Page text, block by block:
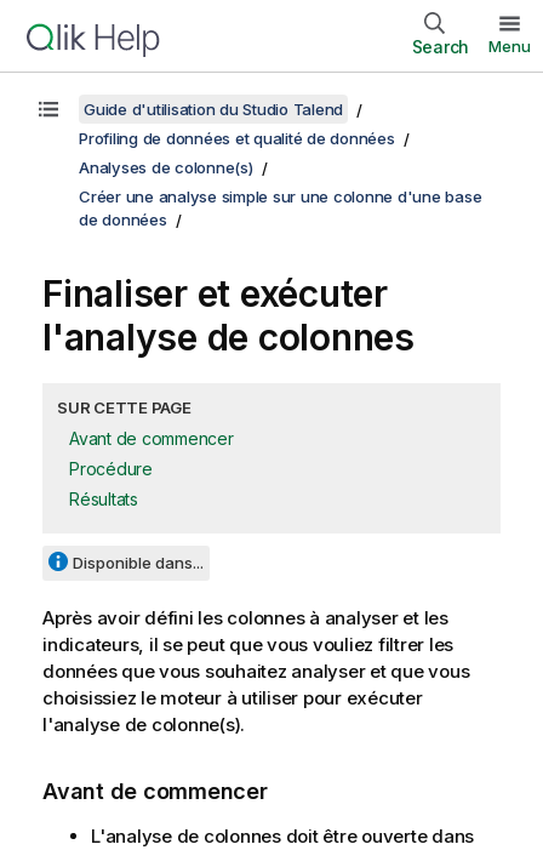
Search Menu
Guide d'utilisation du Studio Talend
Profiling de données et qualité de données
Analyses de colonne(s)
Créer une analyse simple sur une colonne d'une base
de données
Finaliser et exécuter
l'analyse de colonnes
SUR CETTE PAGE
Avant de commencer
Procédure
Résultats
Disponible dans...
Après avoir défini les colonnes à analyser et les
indicateurs, il se peut que vous vouliez filtrer les
données que vous souhaitez analyser et que vous
choisissiez le moteur à utiliser pour exécuter
l'analyse de colonne(s).
Avant de commencer
L'analyse de colonnes doit être ouverte dans